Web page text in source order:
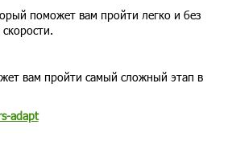
поможет вам пройти легко и без
вам пройти самый сложный этап в
adapt